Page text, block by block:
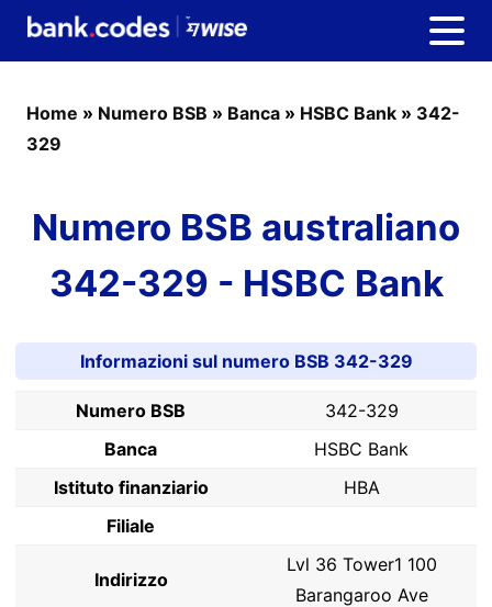
Home » Numero BSB » Banca » HSBC Bank » 342-
329
Numero BSB australiano
342-329 - HSBC Bank
Informazioni sul numero BSB 342-329
Numero BSB
342-329
Banca
HSBC Bank
Istituto finanziario
HBA
Filiale
Indirizzo
Lvl 36 Tower1 100
Barangaroo Ave